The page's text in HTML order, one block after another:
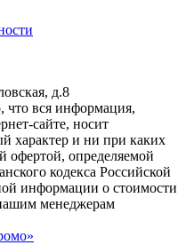
д.8
вся информация,
сайте, носит
характер и ни при каких
офертой, определяемой
кодекса Российской
информации о стоимости
менеджерам